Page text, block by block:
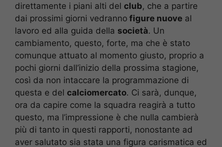
direttamente i piani alti del club, che a partire
dai prossimi giorni vedranno figure nuove al
lavoro ed alla guida della società. Un
cambiamento, questo, forte, ma che è stato
comunque attuato al momento giusto, proprio a
pochi giorni dall’inizio della prossima stagione,
così da non intaccare la programmazione di
questa e del calciomercato. Ci sarà, dunque,
ora da capire come la squadra reagirà a tutto
questo, ma l’impressione è che nulla cambierà
più di tanto in questi rapporti, nonostante ad
aver salutato sia stata una figura carismatica ed